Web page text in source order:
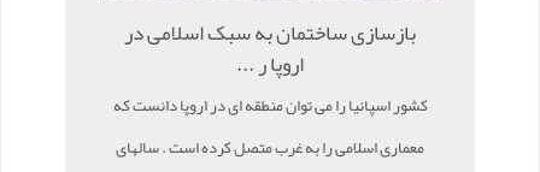
بازسازی ساختمان به سبک اسلامی در
اروپا ر ...
کشور اسپانیا را می توان منطقه ای در اروپا دانست که
معماری اسلامی را به غرب متصل کرده است . سالهای